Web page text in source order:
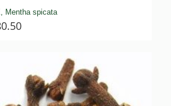
Mentha spicata
Plage
$80.50